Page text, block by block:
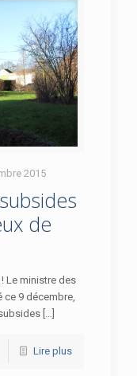
2015
de
Le ministre des
ce 9 décembre,
[…]
Lire plus